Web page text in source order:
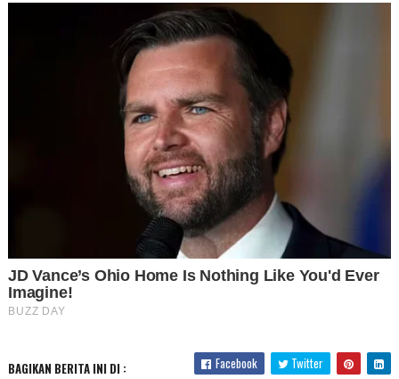
BAGIKAN BERITA INI DI : Facebook Twitter